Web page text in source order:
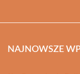
NAJNOWSZE